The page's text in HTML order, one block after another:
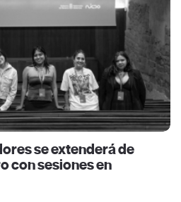
se extenderá de
con sesiones en